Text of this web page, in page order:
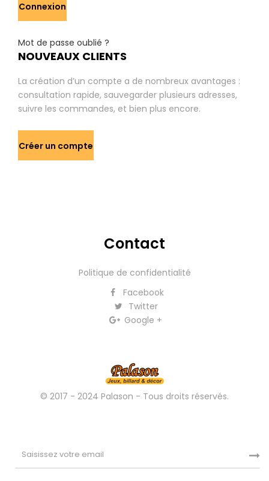
Connexion
Mot de passe oublié ?
NOUVEAUX CLIENTS
La création d’un compte a de nombreux avantages :
consultation rapide, sauvegarder plusieurs adresses,
suivre les commandes, et bien plus encore.
Créer un compte
Contact
Politique de confidentialité
Facebook
Twitter
Google +
© 2017 - 2024 Palason - Tous droits réservés.